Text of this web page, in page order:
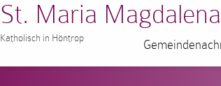
St. Maria Magdalena
Katholisch in Höntrop